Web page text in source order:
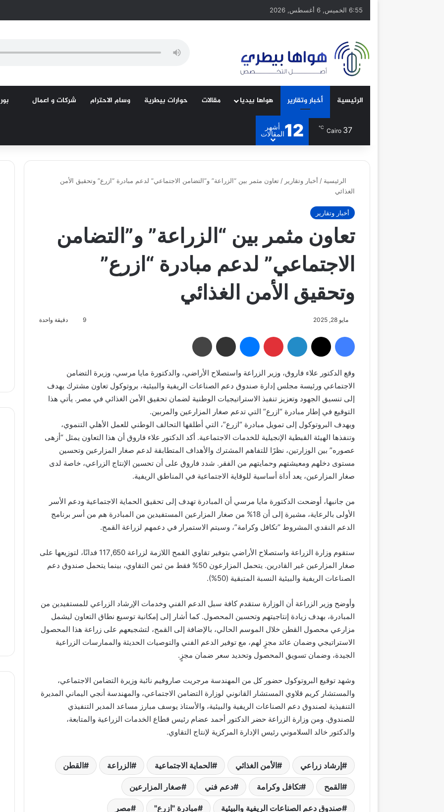
6:55 الخميس, 6 أغسطس, 2026
الرئيسية أخبار وتقارير هواها بيديا مقالات حوارات بيطرية وسام الاحترام شركات و اعمال
Cairo 37
℃
12
أشهر
المقالات
الرئيسية / أخبار وتقارير / تعاون مثمر بين “الزراعة” و”التضامن الاجتماعي” لدعم مبادرة “ازرع” وتحقيق الأمن
الغذائي
أخبار وتقارير
تعاون مثمر بين “الزراعة” و”التضامن
الاجتماعي” لدعم مبادرة “ازرع”
وتحقيق الأمن الغذائي
مايو 28, 2025 9 دقيقة واحدة
فيسبوك لينكدإن بينتيريست ماسنجر مشاركة عبر البريد
وقع الدكتور علاء فاروق، وزير الزراعة واستصلاح الأراضي، والدكتورة مايا مرسي، وزيرة التضامن
الاجتماعي ورئيسة مجلس إدارة صندوق دعم الصناعات الريفية والبيئية، بروتوكول تعاون مشترك يهدف
إلى تنسيق الجهود وتعزيز تنفيذ الاستراتيجيات الوطنية لضمان تحقيق الأمن الغذائي في مصر. يأتي هذا
التوقيع في إطار مبادرة “ازرع” التي تدعم صغار المزارعين والمربين.
ويهدف البروتوكول إلى تمويل مبادرة “ازرع”، التي أطلقها التحالف الوطني للعمل الأهلي التنموي،
وتنفذها الهيئة القبطية الإنجيلية للخدمات الاجتماعية. أكد الدكتور علاء فاروق أن هذا التعاون يمثل “أزهى
عصوره” بين الوزارتين، نظرًا للتفاهم المشترك والأهداف المتطابقة لدعم صغار المزارعين وتحسين
مستوى دخلهم ومعيشتهم وحمايتهم من الفقر. شدد فاروق على أن تحسين الإنتاج الزراعي، خاصة لدى
صغار المزارعين، يعد أداة أساسية للوقاية الاجتماعية في المناطق الريفية.
من جانبها، أوضحت الدكتورة مايا مرسي أن المبادرة تهدف إلى تحقيق الحماية الاجتماعية ودعم الأسر
الأولى بالرعاية، مشيرة إلى أن 18% من صغار المزارعين المستفيدين من المبادرة هم من أسر برنامج
الدعم النقدي المشروط “تكافل وكرامة”، وسيتم الاستمرار في دعمهم لزراعة القمح.
ستقوم وزارة الزراعة واستصلاح الأراضي بتوفير تقاوي القمح اللازمة لزراعة 117,650 فدانًا، لتوزيعها على
صغار المزارعين غير القادرين. يتحمل المزارعون 50% فقط من ثمن التقاوي، بينما يتحمل صندوق دعم
الصناعات الريفية والبيئية النسبة المتبقية (50%).
وأوضح وزير الزراعة أن الوزارة ستقدم كافة سبل الدعم الفني وخدمات الإرشاد الزراعي للمستفيدين من
المبادرة، بهدف زيادة إنتاجيتهم وتحسين المحصول. كما أشار إلى إمكانية توسيع نطاق التعاون ليشمل
مزارعي محصول القطن خلال الموسم الحالي، بالإضافة إلى القمح، لتشجيعهم على زراعة هذا المحصول
الاستراتيجي وضمان عائد مجزٍ لهم، مع توفير الدعم الفني والتوصيات الحديثة والممارسات الزراعية
الجيدة، وضمان تسويق المحصول وتحديد سعر ضمان مجزٍ.
وشهد توقيع البروتوكول حضور كل من المهندسة مرجريت صاروفيم نائبة وزيرة التضامن الاجتماعي،
والمستشار كريم قلاوي المستشار القانوني لوزارة التضامن الاجتماعي، والمهندسة أنجي اليماني المديرة
التنفيذية لصندوق دعم الصناعات الريفية والبيئية، والأستاذ يوسف مبارز مساعد المدير التنفيذي
للصندوق. ومن وزارة الزراعة حضر الدكتور أحمد عضام رئيس قطاع الخدمات الزراعية والمتابعة،
والدكتور خالد السلاموني رئيس الإدارة المركزية لإنتاج التقاوي.
إرشاد زراعي الأمن الغذائي الحماية الاجتماعية الزراعة القطن
القمح تكافل وكرامة دعم فني صغار المزارعين
صندوق دعم الصناعات الريفية والبيئية مبادرة "ازرع" مصر